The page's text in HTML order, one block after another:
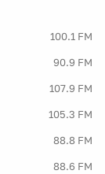
100.1 FM
90.9 FM
107.9 FM
105.3 FM
88.8 FM
88.6 FM